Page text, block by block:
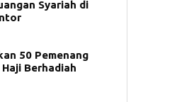
Syariah di
50 Pemenang
Berhadiah